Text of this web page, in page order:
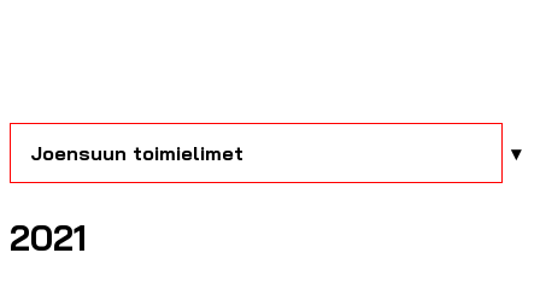
Joensuun toimielimet
2021